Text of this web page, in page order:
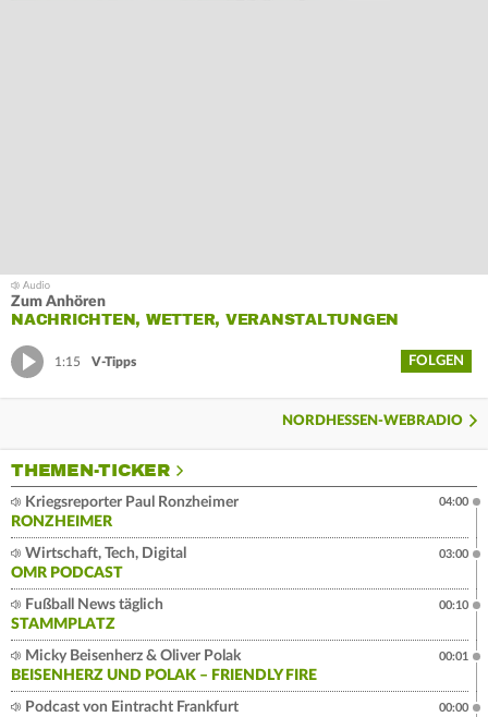
Zum Anhören
NACHRICHTEN, WETTER, VERANSTALTUNGEN
1:15 V-Tipps FOLGEN
NORDHESSEN-WEBRADIO
THEMEN-TICKER
Kriegsreporter Paul Ronzheimer
RONZHEIMER
04:00
Wirtschaft, Tech, Digital
OMR PODCAST
03:00
Fußball News täglich
STAMMPLATZ
00:10
Micky Beisenherz & Oliver Polak
BEISENHERZ UND POLAK – FRIENDLY FIRE
00:01
Podcast von Eintracht Frankfurt
00:00